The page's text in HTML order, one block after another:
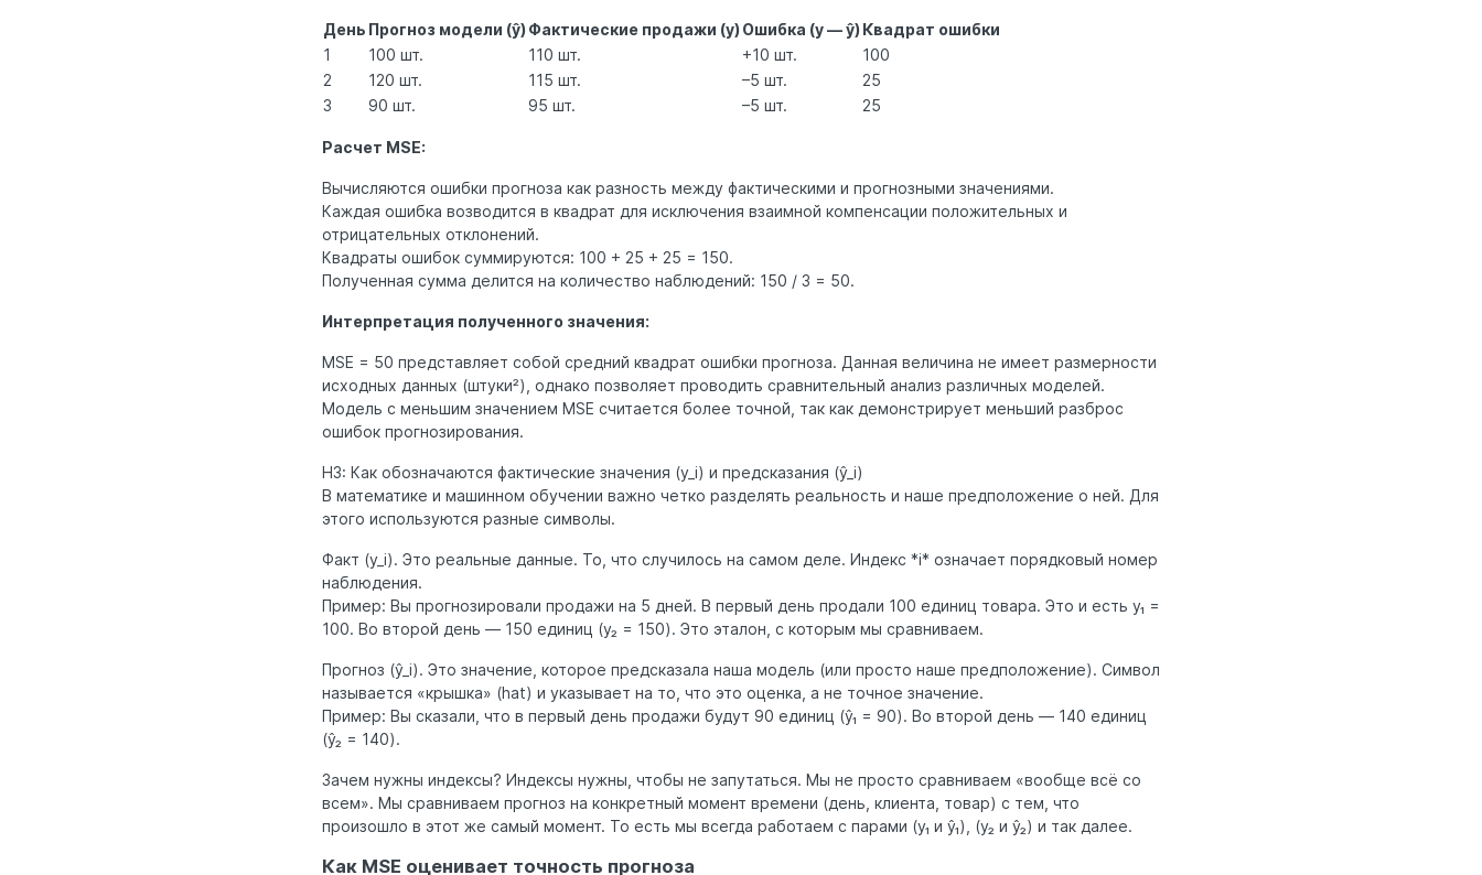
День Прогноз модели (ŷ)Фактические продажи (y)Ошибка (y — ŷ)Квадрат ошибки
1
100 шт. 110 шт. +10 шт.
100
2
120 шт. 115 шт. –5 шт.
25
3
90 шт. 95 шт. –5 шт. 25
Расчет MSE:
Вычисляются ошибки прогноза как разность между фактическими и прогнозными значениями.
Каждая ошибка возводится в квадрат для исключения взаимной компенсации положительных и
отрицательных отклонений.
Квадраты ошибок суммируются: 100 + 25 + 25 = 150.
Полученная сумма делится на количество наблюдений: 150 / 3 = 50.
Интерпретация полученного значения:
MSE = 50 представляет собой средний квадрат ошибки прогноза. Данная величина не имеет размерности
исходных данных (штуки²), однако позволяет проводить сравнительный анализ различных моделей.
Модель с меньшим значением MSE считается более точной, так как демонстрирует меньший разброс
ошибок прогнозирования.
H3: Как обозначаются фактические значения (y_i) и предсказания (ŷ_i)
В математике и машинном обучении важно четко разделять реальность и наше предположение о ней. Для
этого используются разные символы.
Факт (y_i). Это реальные данные. То, что случилось на самом деле. Индекс *i* означает порядковый номер
наблюдения.
Пример: Вы прогнозировали продажи на 5 дней. В первый день продали 100 единиц товара. Это и есть y₁ =
100. Во второй день — 150 единиц (y₂ = 150). Это эталон, с которым мы сравниваем.
Прогноз (ŷ_i). Это значение, которое предсказала наша модель (или просто наше предположение). Символ
называется «крышка» (hat) и указывает на то, что это оценка, а не точное значение.
Пример: Вы сказали, что в первый день продажи будут 90 единиц (ŷ₁ = 90). Во второй день — 140 единиц
(ŷ₂ = 140).
Зачем нужны индексы? Индексы нужны, чтобы не запутаться. Мы не просто сравниваем «вообще всё со
всем». Мы сравниваем прогноз на конкретный момент времени (день, клиента, товар) с тем, что
произошло в этот же самый момент. То есть мы всегда работаем с парами (y₁ и ŷ₁), (y₂ и ŷ₂) и так далее.
Как MSE оценивает точность прогноза